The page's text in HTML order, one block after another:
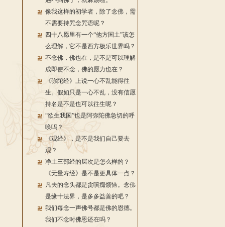
像我这样的初学者，除了念佛，需
不需要持咒念咒语呢？
四十八愿里有一个“他方国土”该怎
么理解，它不是西方极乐世界吗？
不念佛，佛也在，是不是可以理解
成即使不念，佛的愿力也在？
《弥陀经》上说一心不乱能得往
生。假如只是一心不乱，没有信愿
持名是不是也可以往生呢？
“欲生我国”也是阿弥陀佛急切的呼
唤吗？
《观经》，是不是我们自己要去
观？
净土三部经的层次是怎么样的？
《无量寿经》是不是更具体一点？
凡夫的念头都是贪嗔痴烦恼。念佛
是缘十法界，是多多益善的吧？
我们每念一声佛号都是佛的恩德。
我们不念时佛恩还在吗？